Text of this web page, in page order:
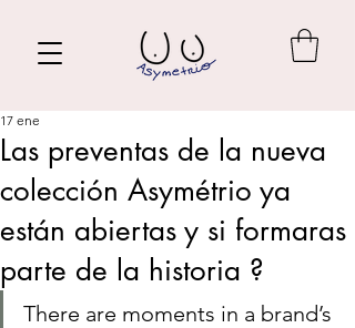
Las preventas de la nueva
colección Asymétrio ya
están abiertas y si formaras
parte de la historia ?
17 ene
There are moments in a brand’s